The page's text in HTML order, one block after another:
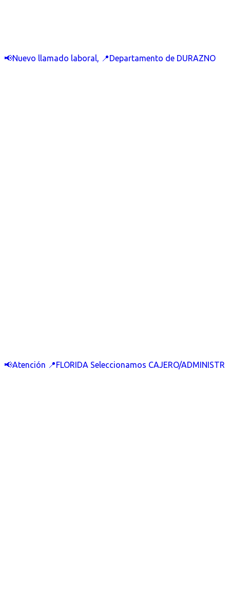
📢Nuevo llamado laboral, 📍Departamento de DURAZNO
📢Atención 📍FLORIDA Seleccionamos CAJERO/ADMINISTR